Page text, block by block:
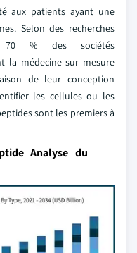
aux patients ayant une
Selon des recherches
70 % des sociétés
la médecine sur mesure
de leur conception
les cellules ou les
sont les premiers à
Analyse du